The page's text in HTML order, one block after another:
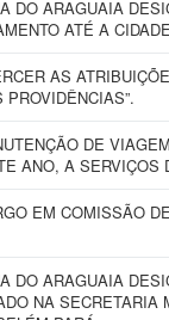
DO ARAGUAIA
ATÉ A
AS
DE
ANO, A SERVIÇOS
EM COMISSÃO
DO ARAGUAIA
NA